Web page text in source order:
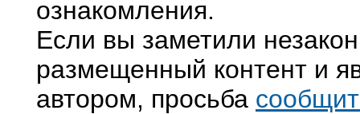
ознакомления.
Если вы заметили
размещенный контент и
автором, просьба